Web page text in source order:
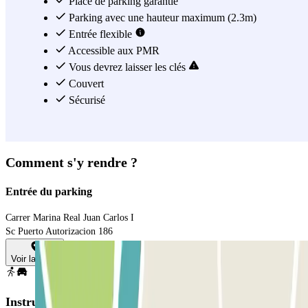
meilleure solution avec ses tarifs compétitifs et ses horaires
d’ouverture flexibles. Comme toujours, Parclick vous facilite la vie.
Garez votre voiture dans le Parking Veles e Vents et ne vous en
occupez plus !
Voir plus
Parking avec une hauteur maximum (2.3m)
Entrée flexible
Accessible aux PMR
Vous devrez laisser les clés
Couvert
Sécurisé
Comment s'y rendre ?
Entrée du parking
Carrer Marina Real Juan Carlos I
Sc Puerto Autorizacion 186
Voir la carte
Instructions